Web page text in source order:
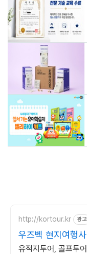
http://kortour.kr 광고
우즈벡 현지여행
유적지투어, 골프투